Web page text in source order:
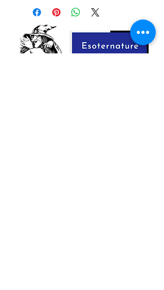
Mojos, mettre votre pendule ou
protéger vos pierres.
Dimensions: Hauteur 8.5 cm, Largeur 7
cm environ